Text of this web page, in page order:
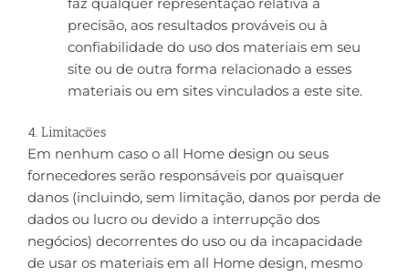
precisão, aos resultados prováveis ​​ou à
confiabilidade do uso dos materiais em seu
site ou de outra forma relacionado a esses
materiais ou em sites vinculados a este site.
4. Limitações
Em nenhum caso o all Home design ou seus
fornecedores serão responsáveis ​​por quaisquer
danos (incluindo, sem limitação, danos por perda de
dados ou lucro ou devido a interrupção dos
negócios) decorrentes do uso ou da incapacidade
de usar os materiais em all Home design, mesmo